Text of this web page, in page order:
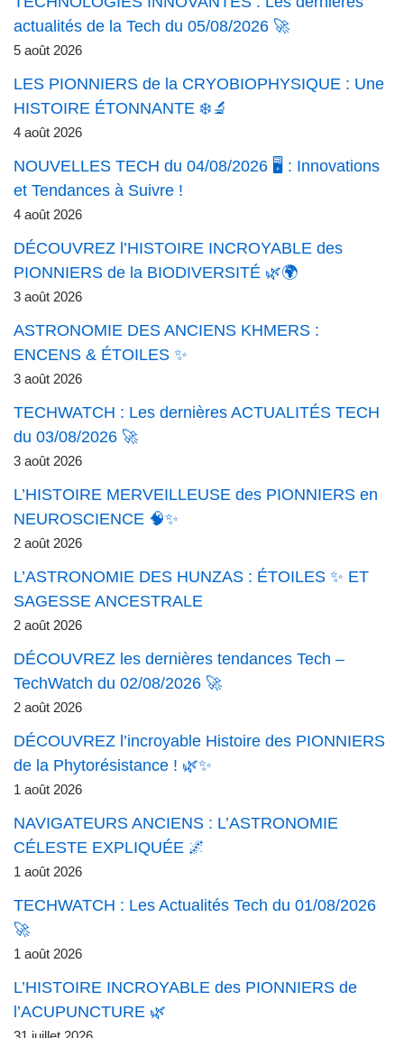
actualités de la Tech du 05/08/2026 🚀
5 août 2026
LES PIONNIERS de la CRYOBIOPHYSIQUE : Une
HISTOIRE ÉTONNANTE ❄️🔬
4 août 2026
NOUVELLES TECH du 04/08/2026 🖥️ : Innovations
et Tendances à Suivre !
4 août 2026
DÉCOUVREZ l’HISTOIRE INCROYABLE des
PIONNIERS de la BIODIVERSITÉ 🌿🌍
3 août 2026
ASTRONOMIE DES ANCIENS KHMERS :
ENCENS & ÉTOILES ✨
3 août 2026
TECHWATCH : Les dernières ACTUALITÉS TECH
du 03/08/2026 🚀
3 août 2026
L’HISTOIRE MERVEILLEUSE des PIONNIERS en
NEUROSCIENCE 🧠✨
2 août 2026
L’ASTRONOMIE DES HUNZAS : ÉTOILES ✨ ET
SAGESSE ANCESTRALE
2 août 2026
DÉCOUVREZ les dernières tendances Tech –
TechWatch du 02/08/2026 🚀
2 août 2026
DÉCOUVREZ l’incroyable Histoire des PIONNIERS
de la Phytorésistance ! 🌿✨
1 août 2026
NAVIGATEURS ANCIENS : L’ASTRONOMIE
CÉLESTE EXPLIQUÉE 🌌
1 août 2026
TECHWATCH : Les Actualités Tech du 01/08/2026
🚀
1 août 2026
L’HISTOIRE INCROYABLE des PIONNIERS de
l’ACUPUNCTURE 🌿